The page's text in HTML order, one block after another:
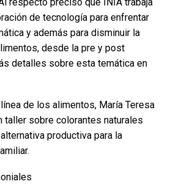
de tecnología para enfrentar
y además para disminuir la
desde la pre y post
detalles sobre esta temática en
línea de los alimentos, María Teresa
taller sobre colorantes naturales
productiva para la